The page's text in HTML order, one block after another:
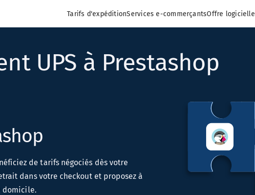
Tarifs d'expéditionServices e-commerçantsOffre logicielle
UPS à Prestashop
de tarifs négociés dès votre
dans votre checkout et proposez à
domicile.